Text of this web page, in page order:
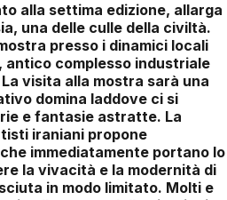
alla settima edizione, allarga
una delle culle della civiltà.
presso i dinamici locali
antico complesso industriale
visita alla mostra sarà una
domina laddove ci si
e fantasie astratte. La
iraniani propone
immediatamente portano lo
la vivacità e la modernità di
in modo limitato. Molti e